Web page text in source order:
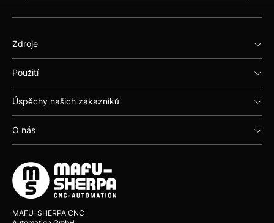
Zdroje
Použití
Úspěchy našich zákazníků
O nás
MAFU-SHERPA CNC